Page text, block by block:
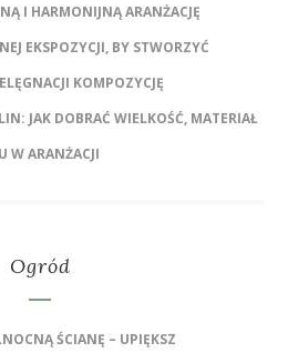
I HARMONIJNĄ ARANŻACJĘ
EKSPOZYCJI, BY STWORZYĆ
KOMPOZYCJĘ
JAK DOBRAĆ WIELKOŚĆ, MATERIAŁ
W ARANŻACJI
Ogród
ŚCIANĘ – UPIĘKSZ